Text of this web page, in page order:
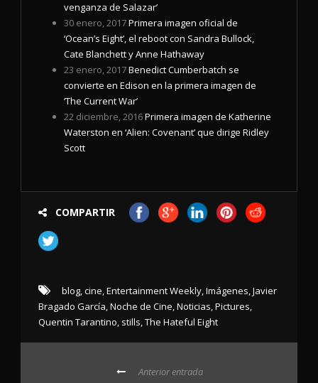
venganza de Salazar’
30 enero, 2017Primera imagen oficial de
‘Ocean’s Eight’, el reboot con Sandra Bullock,
Cate Blanchett y Anne Hathaway
23 enero, 2017Benedict Cumberbatch se
convierte en Edison en la primera imagen de
‘The Current War’
22 diciembre, 2016Primera imagen de Katherine
Waterston en ‘Alien: Covenant’ que dirige Ridley
Scott
COMPARTIR
blog,cine,Entertainment Weekly,Imágenes,Javier
Bragado García,Noche de Cine,Noticias,Pictures,
Quentin Tarantino, stills,The Hateful Eight
Anterior entrada